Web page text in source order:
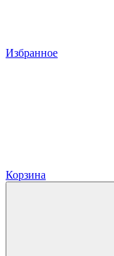
Избранное
Корзина